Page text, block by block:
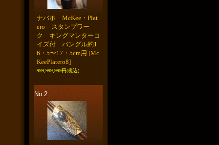
ナバホ McKee・Plat
ero スタンプワー
ク キングマンターコ
イズ付 バングル約1
6・5〜17・5cm用 [Mc
KeePlatero8]
999,999,999円(税込)
No.2